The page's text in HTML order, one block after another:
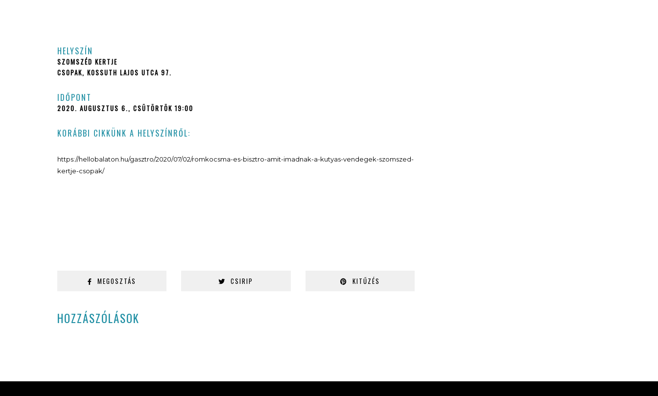
HELYSZÍN
SZOMSZÉD KERTJE
CSOPAK, KOSSUTH LAJOS UTCA 97.
IDŐPONT
2020. AUGUSZTUS 6., CSÜTÖRTÖK 19:00
KORÁBBI CIKKÜNK A HELYSZÍNRŐL:
https://hellobalaton.hu/gasztro/2020/07/02/romkocsma-es-bisztro-amit-imadnak-a-kutyas-vendegek-szomszed-
kertje-csopak/
MEGOSZTÁS CSIRIP KITŰZÉS
HOZZÁSZÓLÁSOK